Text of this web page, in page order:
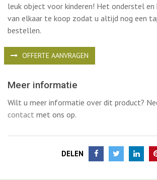
leuk object voor kinderen! Het onderstel
van elkaar te koop zodat u altijd nog een
bestellen.
OFFERTE AANVRAGEN
Meer informatie
Wilt u meer informatie over dit product?
contact met ons op.
DELEN